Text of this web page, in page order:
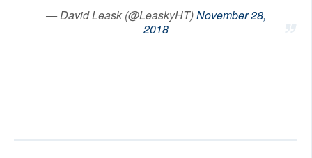
— David Leask (@LeaskyHT)November 28,
2018